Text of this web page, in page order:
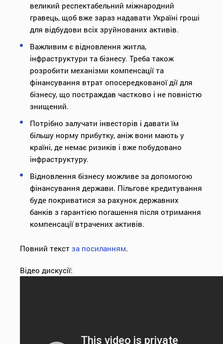
великий респектабельний міжнародний
гравець, щоб вже зараз надавати Україні гроші
для відбудови всіх зруйнованих активів.
Важливим є відновлення житла,
інфраструктури та бізнесу. Треба також
розробити механізми компенсації та
фінансування втрат опосередкованої дії для
бізнесу, що постраждав частково і не повністю
знищений.
Потрібно залучати інвесторів і давати їм
більшу норму прибутку, аніж вони мають у
країні, де немає ризиків і вже побудовано
інфраструктуру.
Відновлення бізнесу можливе за допомогою
фінансування держави. Пільгове кредитування
буде покриватися за рахунок державних
банків з гарантією погашення після отримання
компенсації втрачених активів.
Повний текст за посиланням.
Відео дискусії: